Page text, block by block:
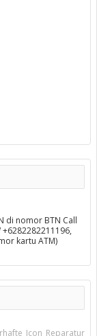
di nomor BTN Call
kartu ATM)
Icon Reparatur